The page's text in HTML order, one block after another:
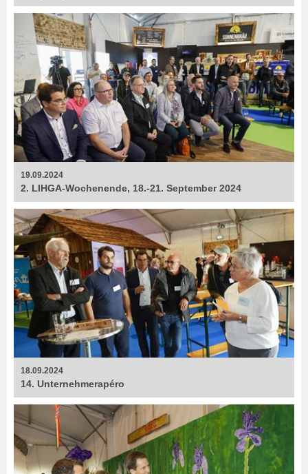
19.09.2024
2. LIHGA-Wochenende, 18.-21. September 2024
18.09.2024
14. Unternehmerapéro